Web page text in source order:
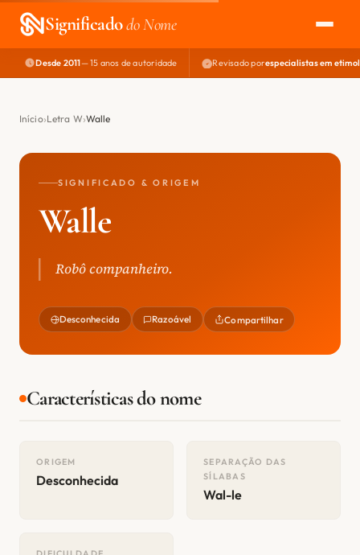
Significadodo Nome
EXPLORAR
NOME PERFEITO
Desde 2011— 15 anos de autoridade Revisado porespecialistas em
Início Letra W Walle
SIGNIFICADO & ORIGEM
Walle
Robô companheiro.
Desconhecida Razoável Compartilhar
Características do nome
ORIGEM
Desconhecida
SEPARAÇÃO DAS
SÍLABAS
Wal-le